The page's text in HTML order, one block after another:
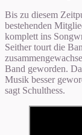
Bis zu diesem
bestehenden
komplett ins
Seither tourt die
Band geworden.
Musik besser
sagt Schulthess.